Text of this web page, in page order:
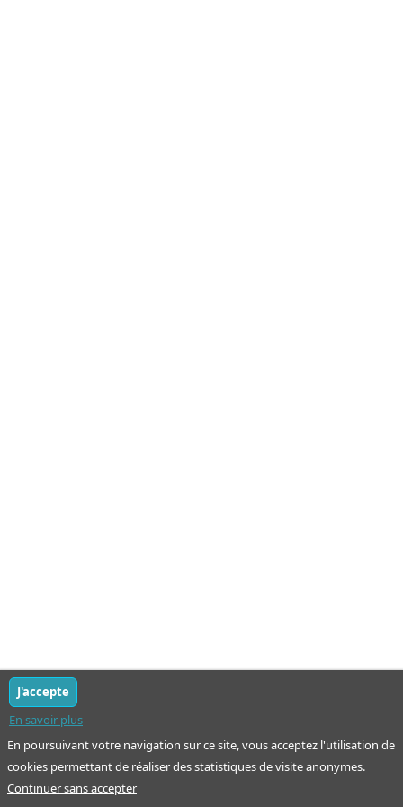
En poursuivant votre navigation sur ce site, vous acceptez l'utilisation de
cookies permettant de réaliser des statistiques de visite anonymes.
En savoir plus
J'accepte
Continuer sans accepter